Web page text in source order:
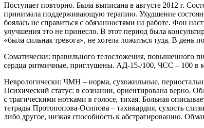
Поступает повторно. Была выписана в августе 2012 г.
принимала поддерживающую терапию. Ухудшение
боялась не справиться с обязанностями на работе. Фон
улучшения это не принесло. В этот период была
«была сильная тревога», не хотела ложиться туда. В день
Соматически: правильного телосложения, повышенного
сердца ритмичные, приглушены. АД-15-/100, ЧСС – 100 в
Неврологически: ЧМН – норма, сухожильные,
Психический статус: в сознании, ориентирована верно.
с трагическими нотками в голосе, тихая. Больная
тетрады Протопопова-Осипова – тахикардия, сухость
либо другое, низкая способность к абстрагированию.